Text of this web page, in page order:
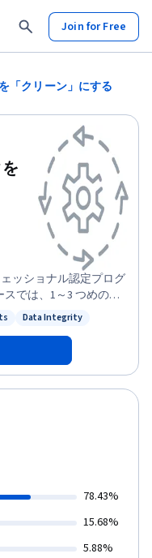
Join for Free
「クリーン」にする
ッショナル認定プログ
では、1～3 つめのコ
ら、表計算ソフトや
ニングの方法、また
トの作成方法につい
ータ アナリストが、最
的なアナリスト業務を
アナリスト職に応募
要です。 このコ
Status: Data Integrity
Data Integrity
78.43%
15.68%
5.88%